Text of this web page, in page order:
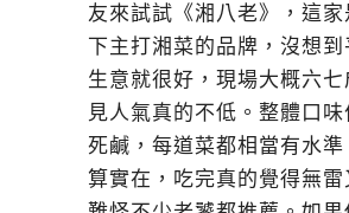
友來試試《湘八老》，這
下主打湘菜的品牌，沒想到
生意就很好，現場大概六
見人氣真的不低。整體口味
死鹹，每道菜都相當有水準
算實在，吃完真的覺得無雷